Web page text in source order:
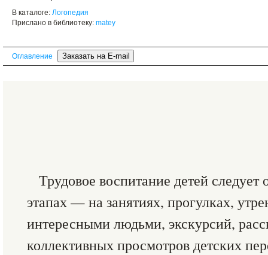
В каталоге: Логопедия
Прислано в библиотеку: matey
Оглавление
Трудовое воспитание детей следует
этапах — на занятиях, прогулках,
интересными людьми, экскурсий,
коллективных просмотров детских